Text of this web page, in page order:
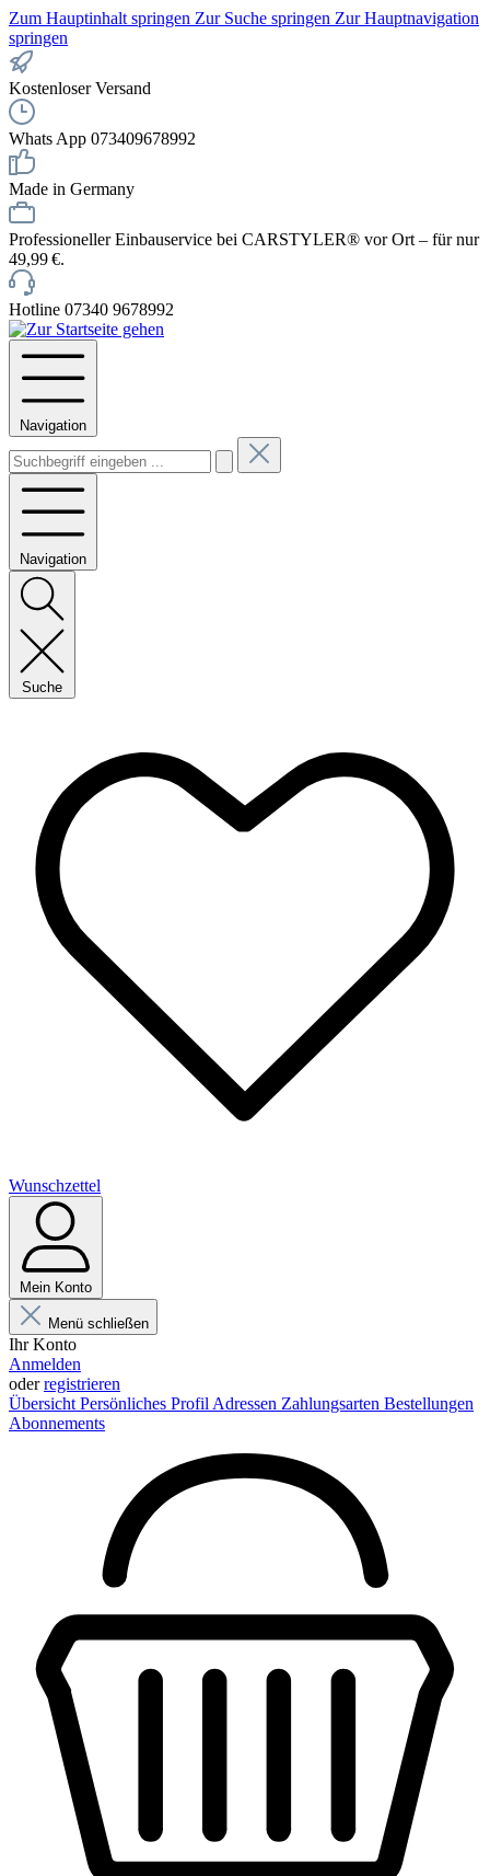
Zum Hauptinhalt springen Zur Suche springen Zur Hauptnavigation
springen
Kostenloser Versand
Whats App 073409678992
Made in Germany
Professioneller Einbauservice bei CARSTYLER® vor Ort – für nur
49,99 €.
Hotline 07340 9678992
Navigation
Navigation
Suche
Wunschzettel
Mein Konto
Menü schließen
Ihr Konto
Anmelden
oderregistrieren
Übersicht Persönliches Profil Adressen Zahlungsarten Bestellungen
Abonnements